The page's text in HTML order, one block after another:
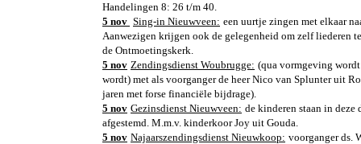
Handelingen 8: 26 t/m 40.
5 nov Sing-in Nieuwveen: een uurtje zingen met elkaar
Aanwezigen krijgen ook de gelegenheid om zelf liederen
de Ontmoetingskerk.
5 nov Zendingsdienst Woubrugge: (qua vormgeving
wordt) met als voorganger de heer Nico van Splunter uit
jaren met forse financiële bijdrage).
5 nov Gezinsdienst Nieuwveen: de kinderen staan in
afgestemd. M.m.v. kinderkoor Joy uit Gouda.
5 nov Najaarszendingsdienst Nieuwkoop: voorganger ds.